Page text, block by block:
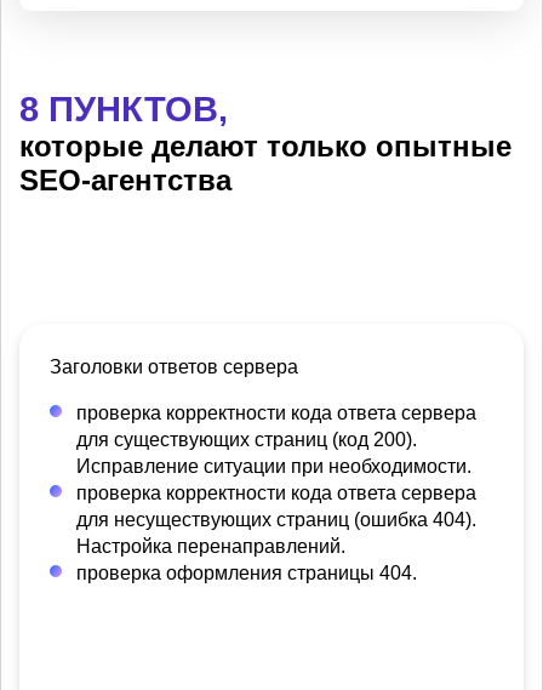
8 ПУНКТОВ,
которые делают только опытные
SEO-агентства
Заголовки ответов сервера
проверка корректности кода ответа сервера
для существующих страниц (код 200).
Исправление ситуации при необходимости.
проверка корректности кода ответа сервера
для несуществующих страниц (ошибка 404).
Настройка перенаправлений.
проверка оформления страницы 404.